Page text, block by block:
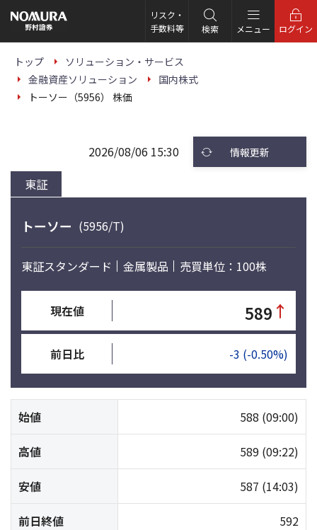
の
ー
リスク・
手数料等
検索 メニュー ログイン
トップ
ソリューション・サービス
金融資産ソリューション
国内株式
トーソー（5956） 株価
東証
2026/08/06 15:30 情報更新
トーソー (5956/T)
東証スタンダード 金属製品 売買単位：100株
現在値 589 ↑
前日比 -3 (-0.50%)
始値 588 (09:00)
高値 589 (09:22)
安値 587 (14:03)
前日終値 592